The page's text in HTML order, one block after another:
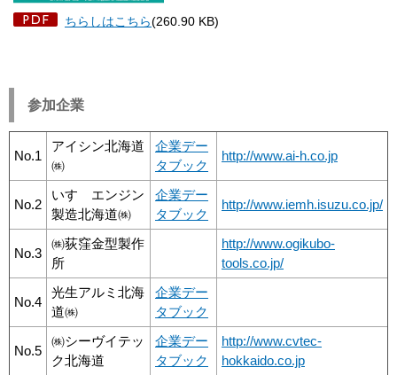
ちらしはこちら(260.90 KB)
参加企業
No.1
アイシン北海道
㈱
企業デー
タブック
http://www.ai-h.co.jp
No.2
いすゞエンジン
製造北海道㈱
企業デー
タブック
http://www.iemh.isuzu.co.jp/
No.3
㈱荻窪金型製作
所
http://www.ogikubo-
tools.co.jp/
No.4
光生アルミ北海
道㈱
企業デー
タブック
No.5
㈱シーヴイテッ
ク北海道
企業デー
タブック
http://www.cvtec-
hokkaido.co.jp